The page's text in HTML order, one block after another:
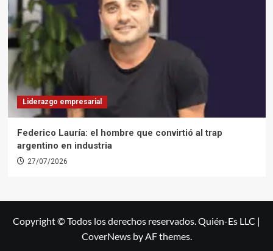
Liderazgo empresarial
Federico Lauría: el hombre que convirtió al trap
argentino en industria
27/07/2026
Copyright © Todos los derechos reservados. Quién-Es LLC |
CoverNewsby AF themes.